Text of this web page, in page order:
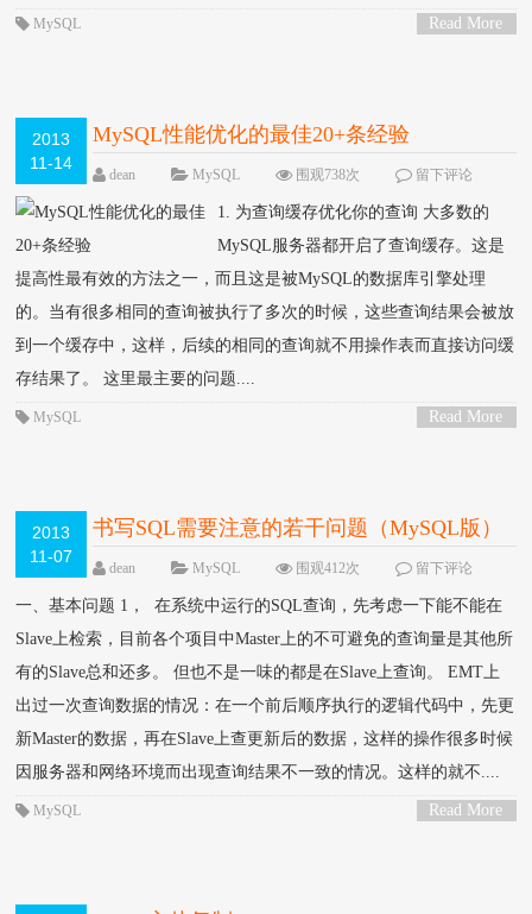
Read More
MySQL
2013
11-14
MySQL性能优化的最佳20+条经验
dean MySQL 围观738次 留下评论
1. 为查询缓存优化你的查询 大多数的
MySQL服务器都开启了查询缓存。这是
提高性最有效的方法之一，而且这是被MySQL的数据库引擎处理
的。当有很多相同的查询被执行了多次的时候，这些查询结果会被放
到一个缓存中，这样，后续的相同的查询就不用操作表而直接访问缓
存结果了。 这里最主要的问题....
Read More
MySQL
2013
11-07
书写SQL需要注意的若干问题（MySQL版）
dean MySQL 围观412次 留下评论
一、基本问题 1， 在系统中运行的SQL查询，先考虑一下能不能在
Slave上检索，目前各个项目中Master上的不可避免的查询量是其他所
有的Slave总和还多。 但也不是一味的都是在Slave上查询。 EMT上
出过一次查询数据的情况：在一个前后顺序执行的逻辑代码中，先更
新Master的数据，再在Slave上查更新后的数据，这样的操作很多时候
因服务器和网络环境而出现查询结果不一致的情况。这样的就不....
Read More
MySQL